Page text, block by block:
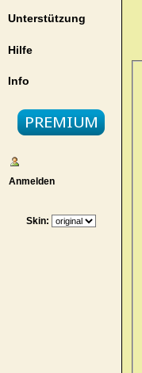
Unterstützung
Hilfe
Info
Anmelden
Skin: